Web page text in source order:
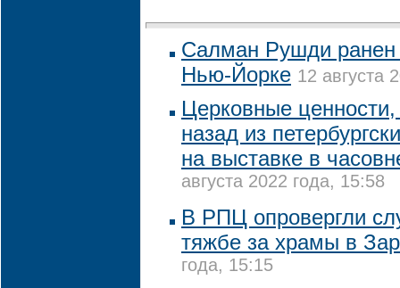
Салман Рушди ранен
Нью-Йорке 12 августа
Церковные
назад из
на выставке в
августа 2022 года, 15:58
В РПЦ опровергли
тяжбе за храмы в
года, 15:15